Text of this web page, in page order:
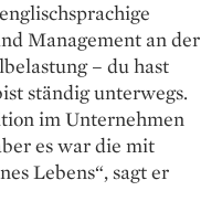
Management an der
– du hast
ständig unterwegs.
im Unternehmen
es war die mit
Lebens“, sagt er